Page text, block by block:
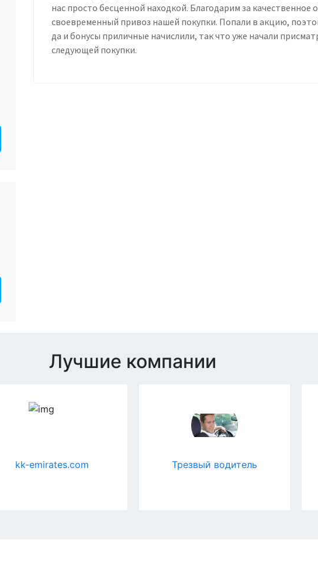
нас просто бесценной находкой. Благодарим за качественное
своевременный привоз нашей покупки. Попали в акцию,
да и бонусы приличные начислили, так что уже начали
следующей покупки.
Лучшие компании
kk-emirates.com Трезвый водитель